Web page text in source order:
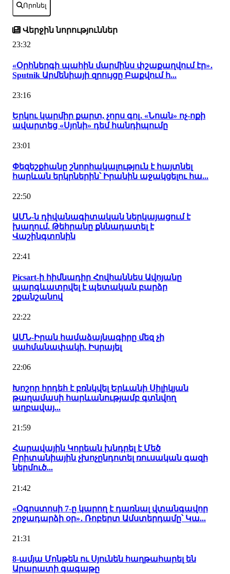
Որոնել
Վերջին նորություններ
23:32
«Օրհներգի պահին մարմինս փշաքաղվում էր»․
Sputnik Արմենիայի զրույցը Բաքվում հ...
23:16
Երկու կարմիր քարտ, չորս գոլ․ «Նոան» ոչ-ոքի
ավարտեց «Սյոնի» դեմ հանդիպումը
23:01
Փեզեշքիանը շնորհակալություն է հայտնել
հարևան երկրներին՝ Իրանին աջակցելու հա...
22:50
ԱՄՆ-ն դիվանագիտական ներկայացում է
խաղում. Թեհրանը քննադատել է
Վաշինգտոնին
22:41
Picsart-ի հիմնադիր Հովհաննես Ավոյանը
պարգևատրվել է պետական բարձր
շքանշանով
22:22
ԱՄՆ-Իրան համաձայնագիրը մեզ չի
սահմանափակի. Իսրայել
22:06
Խոշոր հրդեհ է բռնկվել Երևանի Սիլիկյան
թաղամասի հարևանությամբ գտնվող
աղբավայ...
21:59
Հարավային Կորեան խնդրել է Մեծ
Բրիտանիային չխոչընդոտել ռուսական գազի
ներմուծ...
21:42
«Օգոստոսի 7-ը կարող է դառնալ վտանգավոր
շրջադարձի օր»․ Ռոբերտ Ամստերդամը՝ Կա...
21:31
8-ամյա Մոնթեն ու Սյունեն հաղթահարել են
Արարատի գագաթը